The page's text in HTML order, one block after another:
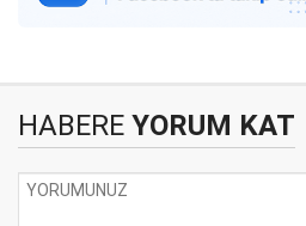
HABERE YORUM KAT